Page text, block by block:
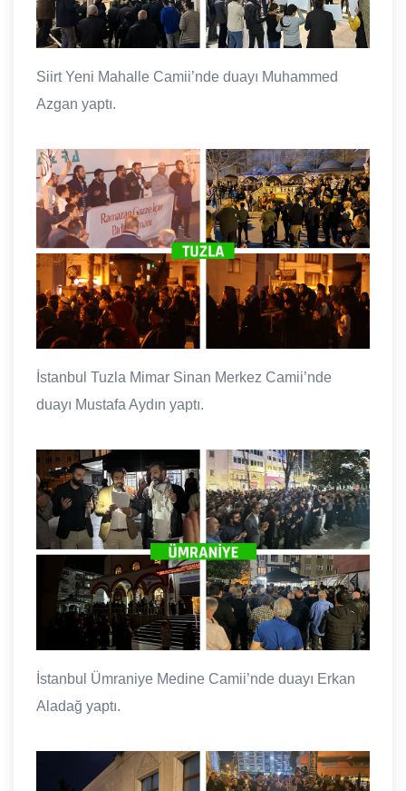
Siirt Yeni Mahalle Camii’nde duayı Muhammed
Azgan yaptı.
İstanbul Tuzla Mimar Sinan Merkez Camii’nde
duayı Mustafa Aydın yaptı.
İstanbul Ümraniye Medine Camii’nde duayı Erkan
Aladağ yaptı.